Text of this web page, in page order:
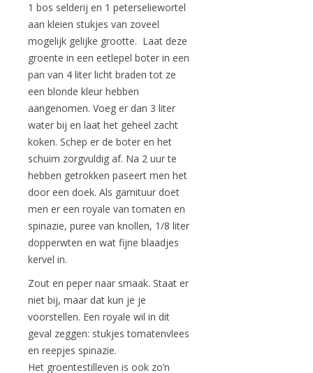
1 bos selderij en 1 peterseliewortel
aan kleien stukjes van zoveel
mogelijk gelijke grootte. Laat deze
groente in een eetlepel boter in een
pan van 4 liter licht braden tot ze
een blonde kleur hebben
aangenomen. Voeg er dan 3 liter
water bij en laat het geheel zacht
koken. Schep er de boter en het
schuim zorgvuldig af. Na 2 uur te
hebben getrokken paseert men het
door een doek. Als garnituur doet
men er een royale van tomaten en
spinazie, puree van knollen, 1/8 liter
dopperwten en wat fijne blaadjes
kervel in.
Zout en peper naar smaak. Staat er
niet bij, maar dat kun je je
voorstellen. Een royale wil in dit
geval zeggen: stukjes tomatenvlees
en reepjes spinazie.
Het groentestilleven is ook zo’n